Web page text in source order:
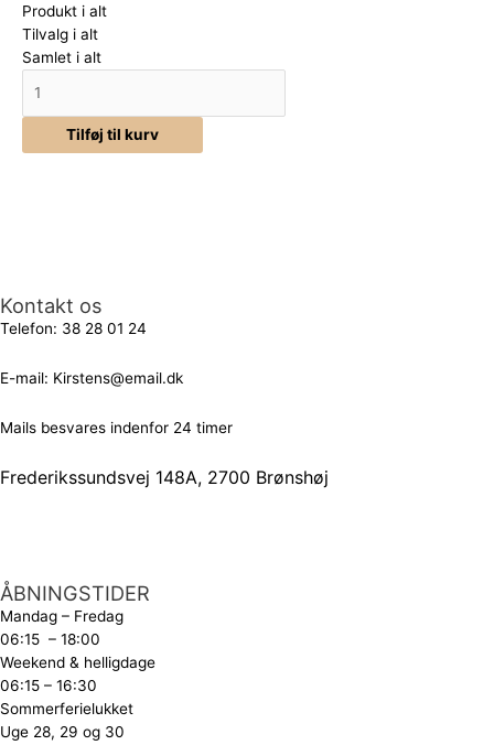
Produkt i alt
Tilvalg i alt
Samlet i alt
Tilføj til kurv
Kontakt os
Telefon: 38 28 01 24
E-mail: Kirstens@email.dk
Mails besvares indenfor 24 timer
Frederikssundsvej 148A, 2700 Brønshøj
ÅBNINGSTIDER
Mandag – Fredag
06:15 – 18:00
Weekend & helligdage
06:15 – 16:30
Sommerferielukket
Uge 28, 29 og 30